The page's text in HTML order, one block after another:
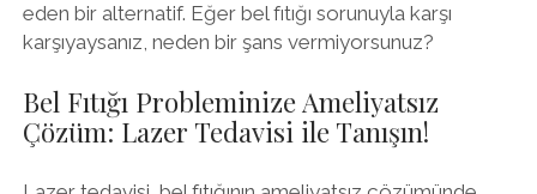
eden bir alternatif. Eğer bel fıtığı sorunuyla karşı
karşıyaysanız, neden bir şans vermiyorsunuz?
Bel Fıtığı Probleminize Ameliyatsız
Çözüm: Lazer Tedavisi ile Tanışın!